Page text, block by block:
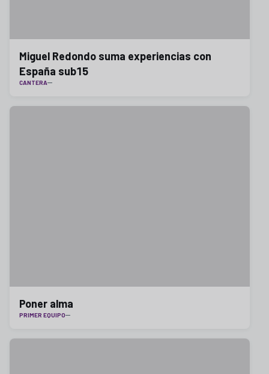
Miguel Redondo suma experiencias con
España sub15
CANTERA
Poner alma
PRIMER EQUIPO